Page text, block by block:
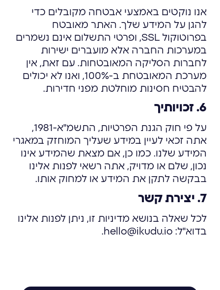
אנו נוקטים באמצעי אבטחה מקובלים כדי
להגן על המידע שלך. האתר מאובטח
בפרוטוקול SSL, ופרטי התשלום אינם נשמרים
במערכות החברה אלא מועברים ישירות
לחברות הסליקה המאובטחות. עם זאת, אין
מערכת המאובטחת ב-100%, ואנו לא יכולים
להבטיח חסינות מוחלטת מפני חדירות.
6. זכויותיך
על פי חוק הגנת הפרטיות, התשמ"א-1981,
אתה זכאי לעיין במידע שעליך המוחזק במאגרי
המידע שלנו. כמו כן, אם מצאת שהמידע אינו
נכון, שלם או מדויק, אתה רשאי לפנות אלינו
בבקשה לתקן את המידע או למחוק אותו.
7. יצירת קשר
לכל שאלה בנושא מדיניות זו, ניתן לפנות אלינו
בדוא"ל: hello@ikudu.io.